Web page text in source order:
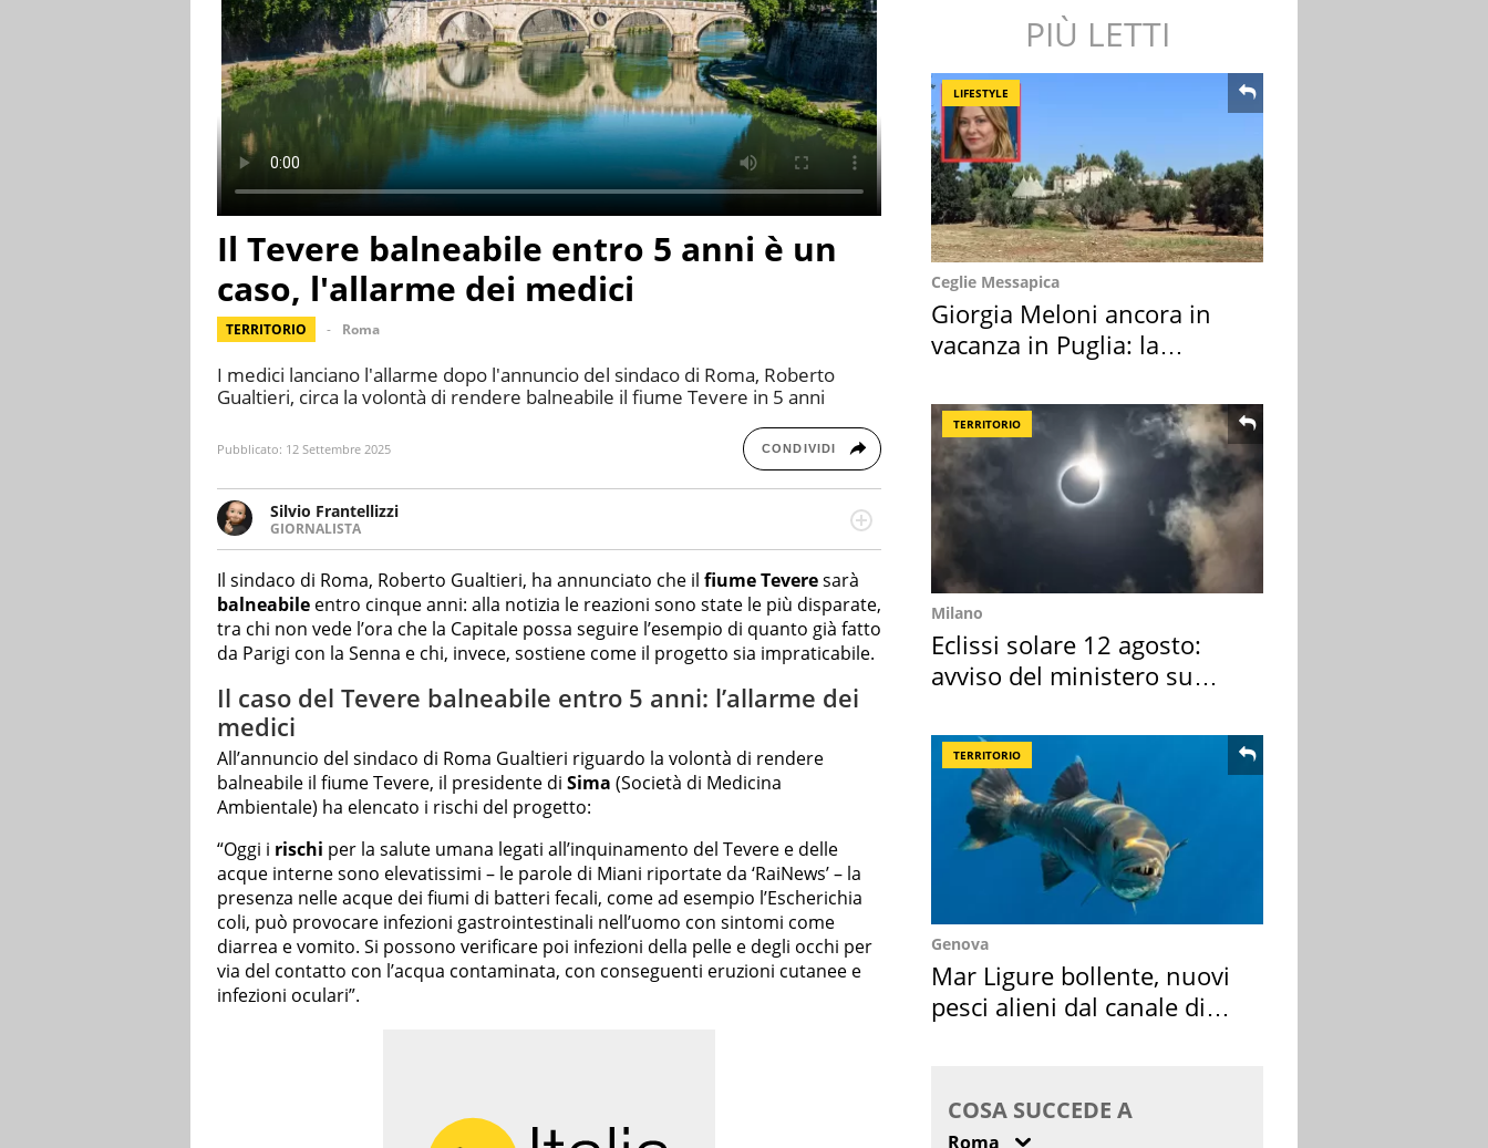
Il Tevere balneabile entro 5 anni è un
caso, l'allarme dei medici
TERRITORIO Roma
I medici lanciano l'allarme dopo l'annuncio del sindaco di Roma, Roberto
Gualtieri, circa la volontà di rendere balneabile il fiume Tevere in 5 anni
Pubblicato: 12 Settembre 2025 CONDIVIDI
Silvio Frantellizzi
GIORNALISTA
Giornalista pubblicista. Da oltre dieci anni si occupa di informazione sul web,
scrivendo di sport, attualità, cronaca, motori, spettacolo e videogame.
Il sindaco di Roma, Roberto Gualtieri, ha annunciato che il fiume Teveresarà
balneabile entro cinque anni: alla notizia le reazioni sono state le più disparate,
tra chi non vede l’ora che la Capitale possa seguire l’esempio di quanto già fatto
da Parigi con la Senna e chi, invece, sostiene come il progetto sia impraticabile.
Il caso del Tevere balneabile entro 5 anni: l’allarme dei
medici
All’annuncio del sindaco di Roma Gualtieri riguardo la volontà di rendere
balneabile il fiume Tevere, il presidente di Sima (Società di Medicina
Ambientale) ha elencato i rischi del progetto:
“Oggi i rischi per la salute umana legati all’inquinamento del Tevere e delle
acque interne sono elevatissimi – le parole di Miani riportate da ‘RaiNews’ – la
presenza nelle acque dei fiumi di batteri fecali, come ad esempio l’Escherichia
coli, può provocare infezioni gastrointestinali nell’uomo con sintomi come
diarrea e vomito. Si possono verificare poi infezioni della pelle e degli occhi per
via del contatto con l’acqua contaminata, con conseguenti eruzioni cutanee e
infezioni oculari”.
PIÙ LETTI
LIFESTYLE
Ceglie Messapica
Giorgia Meloni ancora in
vacanza in Puglia: la
TERRITORIO
Milano
Eclissi solare 12 agosto:
avviso del ministero su
TERRITORIO
Genova
Mar Ligure bollente, nuovi
pesci alieni dal canale di